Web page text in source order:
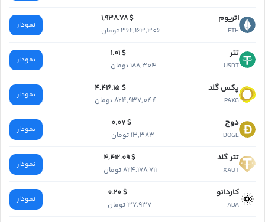
اتریوم
ETH
$ 1,938.78
362,163,306 تومان
نمودار
تتر
USDT
$ 1.01
188,304 تومان
نمودار
پکس گلد
PAXG
$ 4,416.15
824,937,044 تومان
نمودار
دوج
DOGE
$ 0.07
13,383 تومان
نمودار
تتر گلد
XAUT
$ 4,412.09
824,178,711 تومان
نمودار
کاردانو
ADA
$ 0.20
37,937 تومان
نمودار